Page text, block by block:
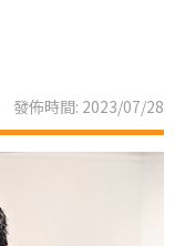
發佈時間: 2023/07/28